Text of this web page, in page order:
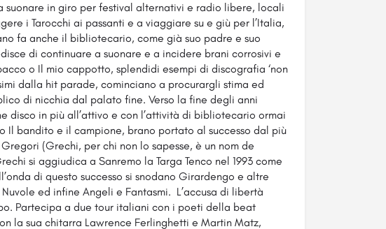
suonare in giro per festival alternativi e radio libere, locali
i Tarocchi ai passanti e a viaggiare su e giù per l’Italia,
fa anche il bibliotecario, come già suo padre e suo
di continuare a suonare e a incidere brani corrosivi e
o Il mio cappotto, splendidi esempi di discografia ‘non
dalla hit parade, cominciano a procurargli stima ed
di nicchia dal palato fine. Verso la fine degli anni
disco in più all’attivo e con l’attività di bibliotecario ormai
Il bandito e il campione, brano portato al successo dal più
(Grechi, per chi non lo sapesse, è un nom de
si aggiudica a Sanremo la Targa Tenco nel 1993 come
di questo successo si snodano Girardengo e altre
ed infine Angeli e Fantasmi. L’accusa di libertà
Partecipa a due tour italiani con i poeti della beat
la sua chitarra Lawrence Ferlinghetti e Martin Matz,